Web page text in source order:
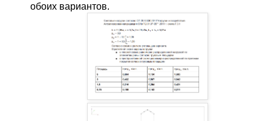
обоих вариантов.